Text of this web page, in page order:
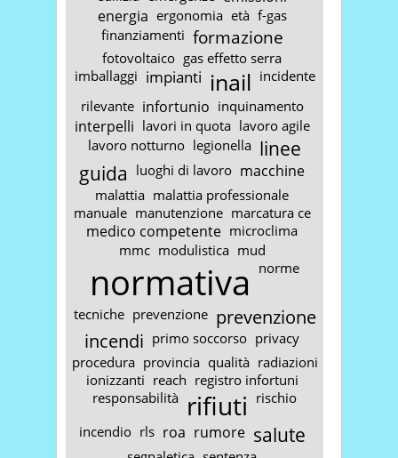
energia ergonomia età f-gas
finanziamenti formazione
fotovoltaico gas effetto serra
imballaggi impianti inail incidente
rilevante infortunio inquinamento
interpelli lavori in quota lavoro agile
lavoro notturno legionella linee
guida luoghi di lavoro macchine
malattia malattia professionale
manuale manutenzione marcatura ce
medico competente microclima
mmc modulistica mud
normativa norme
tecniche prevenzione prevenzione
incendi primo soccorso privacy
procedura provincia qualità radiazioni
ionizzanti reach registro infortuni
responsabilità rifiuti rischio
incendio rls roa rumore salute